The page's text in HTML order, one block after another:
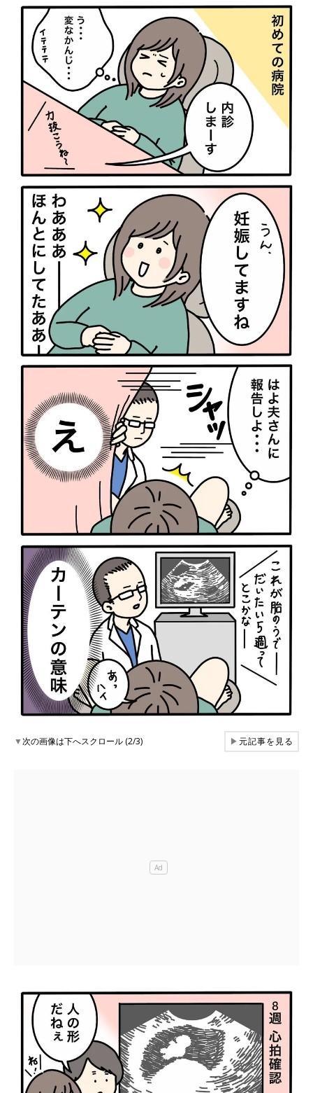
▼次の画像は下へスクロール (2/3) ▶元記事を見る